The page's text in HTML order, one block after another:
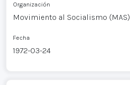
Organización
Movimiento al Socialismo (MAS)
Fecha
1972-03-24